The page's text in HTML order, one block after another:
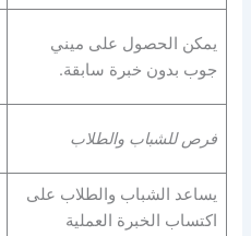
يمكن الحصول على ميني
جوب بدون خبرة سابقة.
فرص للشباب والطلاب
يساعد الشباب والطلاب على
اكتساب الخبرة العملية